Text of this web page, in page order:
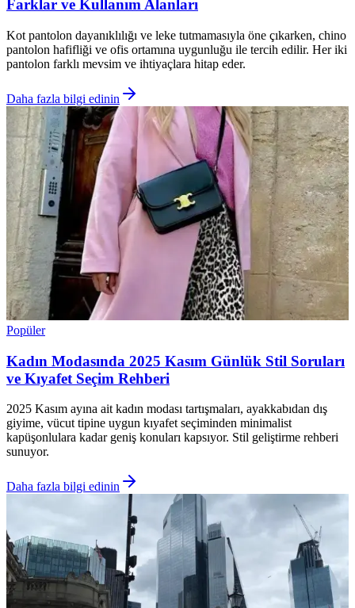
Farklar ve Kullanım Alanları
Kot pantolon dayanıklılığı ve leke tutmamasıyla öne çıkarken, chino
pantolon hafifliği ve ofis ortamına uygunluğu ile tercih edilir. Her iki
pantolon farklı mevsim ve ihtiyaçlara hitap eder.
Daha fazla bilgi edinin
Popüler
Kadın Modasında 2025 Kasım Günlük Stil Soruları
ve Kıyafet Seçim Rehberi
2025 Kasım ayına ait kadın modası tartışmaları, ayakkabıdan dış
giyime, vücut tipine uygun kıyafet seçiminden minimalist
kapüşonlulara kadar geniş konuları kapsıyor. Stil geliştirme rehberi
sunuyor.
Daha fazla bilgi edinin